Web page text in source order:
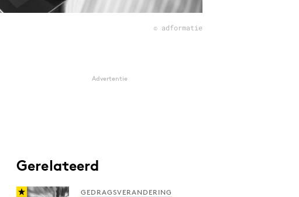
© adformatie
Advertentie
Gerelateerd
GEDRAGSVERANDERING